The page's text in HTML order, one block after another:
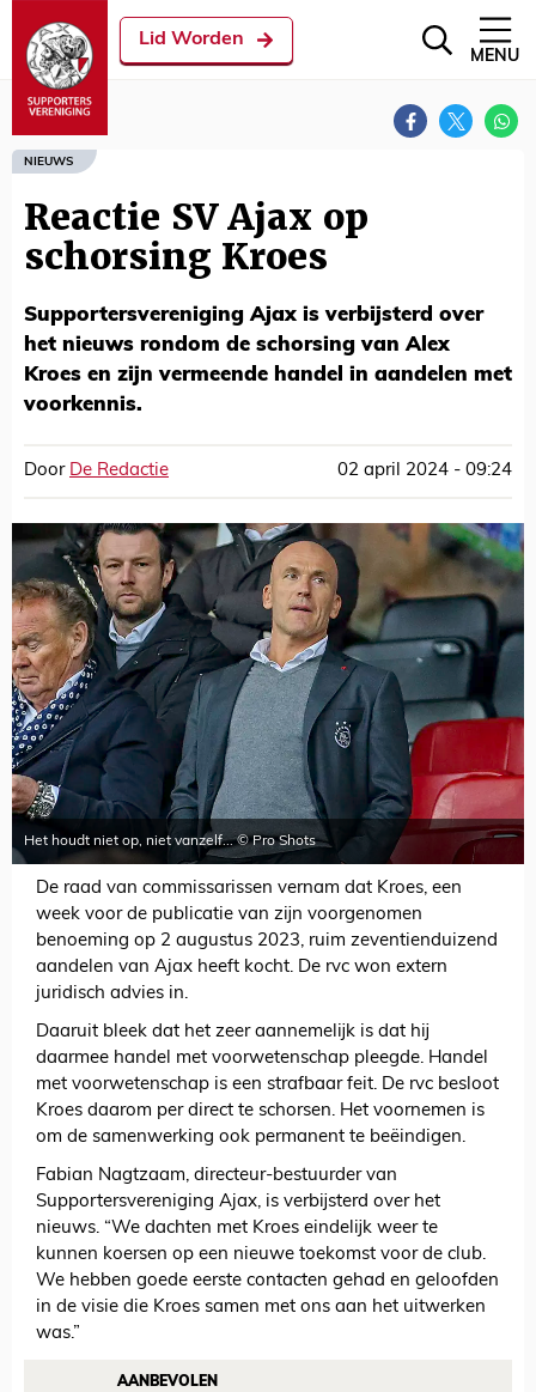
Lid Worden
MENU
NIEUWS
Reactie SV Ajax op
schorsing Kroes
Supportersvereniging Ajax is verbijsterd over
het nieuws rondom de schorsing van Alex
Kroes en zijn vermeende handel in aandelen met
voorkennis.
Door De Redactie 02 april 2024 - 09:24
Het houdt niet op, niet vanzelf... © Pro Shots
De raad van commissarissen vernam dat Kroes, een
week voor de publicatie van zijn voorgenomen
benoeming op 2 augustus 2023, ruim zeventienduizend
aandelen van Ajax heeft kocht. De rvc won extern
juridisch advies in.
Daaruit bleek dat het zeer aannemelijk is dat hij
daarmee handel met voorwetenschap pleegde. Handel
met voorwetenschap is een strafbaar feit. De rvc besloot
Kroes daarom per direct te schorsen. Het voornemen is
om de samenwerking ook permanent te beëindigen.
Fabian Nagtzaam, directeur-bestuurder van
Supportersvereniging Ajax, is verbijsterd over het
nieuws. “We dachten met Kroes eindelijk weer te
kunnen koersen op een nieuwe toekomst voor de club.
We hebben goede eerste contacten gehad en geloofden
in de visie die Kroes samen met ons aan het uitwerken
was.”
AANBEVOLEN